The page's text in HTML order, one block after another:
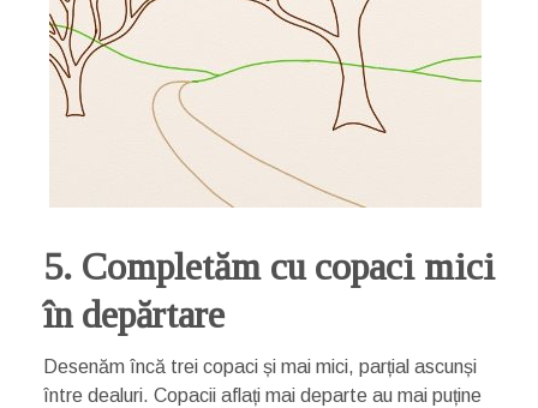
5. Completăm cu copaci mici
în depărtare
Desenăm încă trei copaci și mai mici, parțial ascunși
între dealuri. Copacii aflați mai departe au mai puține